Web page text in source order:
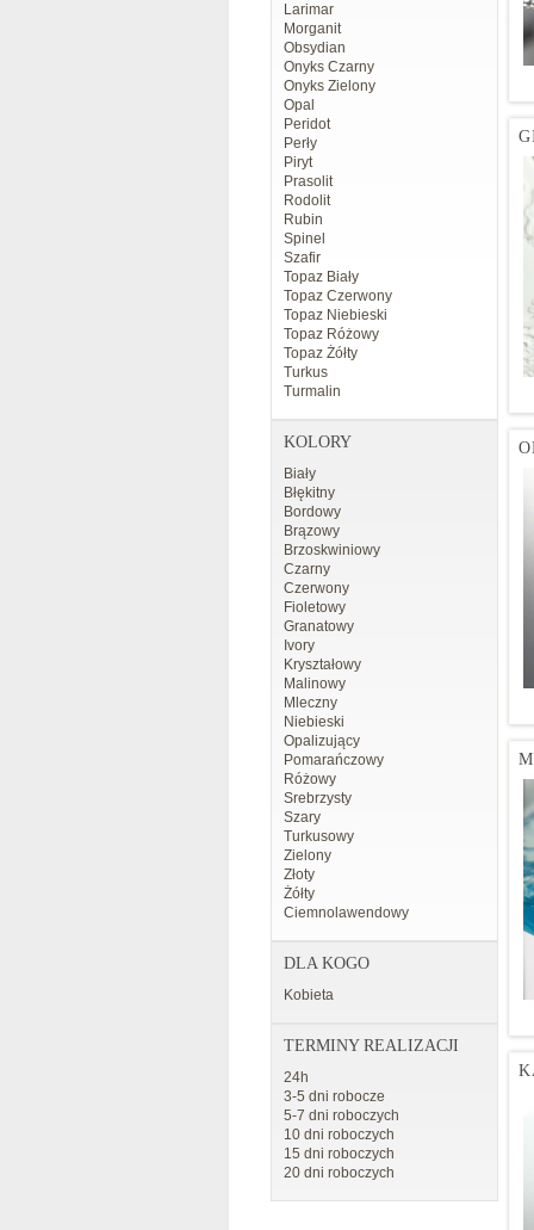
Larimar
Morganit
Obsydian
Onyks Czarny
Onyks Zielony
Opal
Peridot
Perły
Piryt
Prasolit
Rodolit
Rubin
Spinel
Szafir
Topaz Biały
Topaz Czerwony
Topaz Niebieski
Topaz Różowy
Topaz Żółty
Turkus
Turmalin
KOLORY
Biały
Błękitny
Bordowy
Brązowy
Brzoskwiniowy
Czarny
Czerwony
Fioletowy
Granatowy
Ivory
Kryształowy
Malinowy
Mleczny
Niebieski
Opalizujący
Pomarańczowy
Różowy
Srebrzysty
Szary
Turkusowy
Zielony
Złoty
Żółty
Ciemnolawendowy
DLA KOGO
Kobieta
TERMINY REALIZACJI
24h
3-5 dni robocze
5-7 dni roboczych
10 dni roboczych
15 dni roboczych
20 dni roboczych